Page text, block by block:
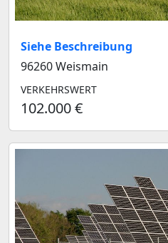
Siehe Beschreibung
96260 Weismain
VERKEHRSWERT
102.000 €